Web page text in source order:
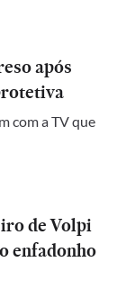
após
com a TV que
de Volpi
enfadonho